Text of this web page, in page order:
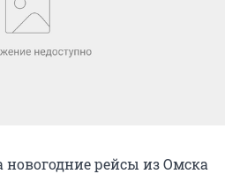
новогодние рейсы из Омска